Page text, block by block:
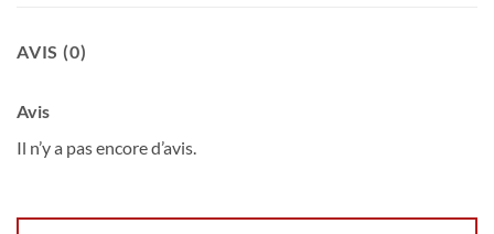
AVIS (0)
Avis
Il n’y a pas encore d’avis.